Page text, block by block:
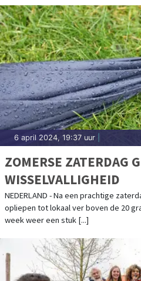
6 april 2024, 19:37 uur
ZOMERSE ZATERDAG
WISSELVALLIGHEID
NEDERLAND - Na een prachtige
opliepen tot lokaal ver boven de 20
week weer een stuk [...]